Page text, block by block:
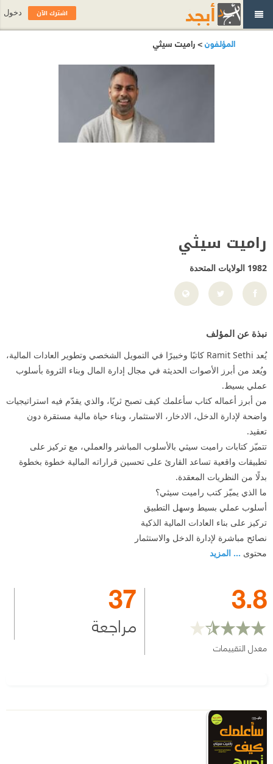
المؤلفون> راميت سيثي
راميت سيثي
1982 الولايات المتحدة
نبذة عن المؤلف
يُعد Ramit Sethi كاتبًا وخبيرًا في التمويل الشخصي وتطوير العادات المالية،
ويُعد من أبرز الأصوات الحديثة في مجال إدارة المال وبناء الثروة بأسلوب
عملي بسيط.
من أبرز أعماله كتاب سأعلمك كيف تصبح ثريًا، والذي يقدّم فيه استراتيجيات
واضحة لإدارة الدخل، الادخار، الاستثمار، وبناء حياة مالية مستقرة دون
تعقيد.
تتميّز كتابات راميت سيثي بالأسلوب المباشر والعملي، مع تركيز على
تطبيقات واقعية تساعد القارئ على تحسين قراراته المالية خطوة بخطوة
بدلًا من النظريات المعقدة.
ما الذي يميّز كتب راميت سيثي؟
أسلوب عملي بسيط وسهل التطبيق
تركيز على بناء العادات المالية الذكية
نصائح مباشرة لإدارة الدخل والاستثمار
محتوى ... المزيد
3.8
معدل التقييمات
37
مراجعة
اشترك الآن دخول